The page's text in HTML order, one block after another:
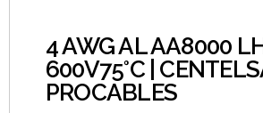
4 AWG AL AA8000
600V75°C |
PROCABLES